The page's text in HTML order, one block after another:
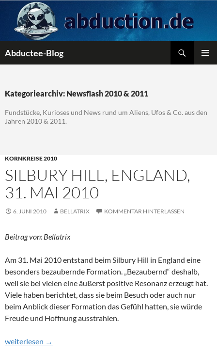
Inhalt
springen
Abductee-Blog
Kategoriearchiv: Newsflash 2010 & 2011
Fundstücke, Kurioses und News rund um Aliens, Ufos & Co. aus den
Jahren 2010 & 2011.
KORNKREISE 2010
SILBURY HILL, ENGLAND,
31. MAI 2010
6. JUNI 2010 BELLATRIX KOMMENTAR HINTERLASSEN
Beitrag von: Bellatrix
Am 31. Mai 2010 entstand beim Silbury Hill in England eine
besonders bezaubernde Formation. „Bezaubernd“ deshalb,
weil sie bei vielen eine äußerst positive Resonanz erzeugt hat.
Viele haben berichtet, dass sie beim Besuch oder auch nur
beim Anblick dieser Formation das Gefühl hatten, sie würde
Freude und Hoffnung ausstrahlen.
Silbury Hill, England, 31. Mai 2010
weiterlesen →